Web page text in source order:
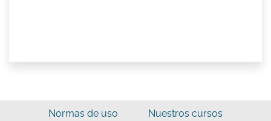
Normas de uso Nuestros cursos